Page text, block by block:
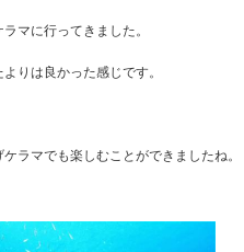
マに行ってきました。
りは良かった感じです。
ラマでも楽しむことができましたね。